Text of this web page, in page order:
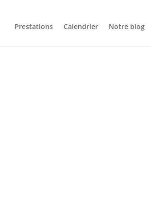
Prestations Calendrier Notre blog